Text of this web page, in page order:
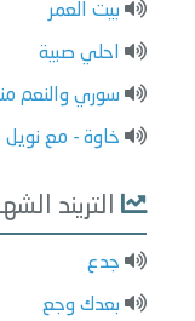
بيت العمر
احلي صبية
سوري والنعم
خاوة - مع نويل
التريند
جدع
بعدك وجع